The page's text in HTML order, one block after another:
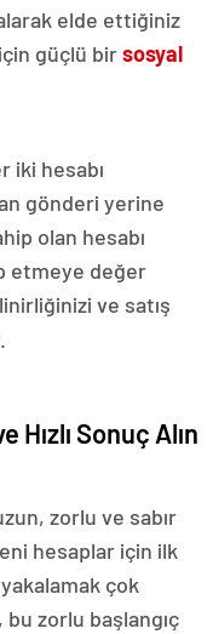
elde ettiğiniz
güçlü birsosyal
iki hesabı
gönderi yerine
olan hesabı
etmeye değer
ve satış
Sonuç Alın
zorlu ve sabır
hesaplar için ilk
çok
zorlu başlangıç